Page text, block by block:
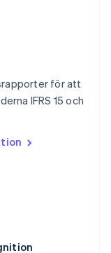
för att
IFRS 15 och